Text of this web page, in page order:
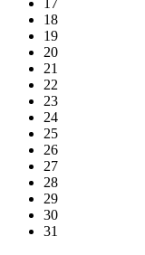
18
19
20
21
22
23
24
25
26
27
28
29
30
31